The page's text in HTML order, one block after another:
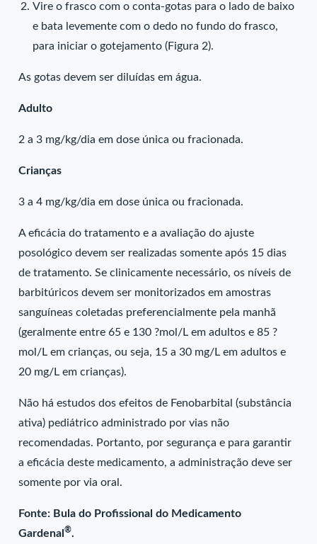
Vire o frasco com o conta-gotas para o lado de baixo
e bata levemente com o dedo no fundo do frasco,
para iniciar o gotejamento (Figura 2).
As gotas devem ser diluídas em água.
Adulto
2 a 3 mg/kg/dia em dose única ou fracionada.
Crianças
3 a 4 mg/kg/dia em dose única ou fracionada.
A eficácia do tratamento e a avaliação do ajuste
posológico devem ser realizadas somente após 15 dias
de tratamento. Se clinicamente necessário, os níveis de
barbitúricos devem ser monitorizados em amostras
sanguíneas coletadas preferencialmente pela manhã
(geralmente entre 65 e 130 ?mol/L em adultos e 85 ?
mol/L em crianças, ou seja, 15 a 30 mg/L em adultos e
20 mg/L em crianças).
Não há estudos dos efeitos de Fenobarbital (substância
ativa) pediátrico administrado por vias não
recomendadas. Portanto, por segurança e para garantir
a eficácia deste medicamento, a administração deve ser
somente por via oral.
Fonte: Bula do Profissional do Medicamento
Gardenal®.